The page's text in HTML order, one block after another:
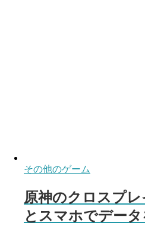
その他のゲーム
原神のクロスプ
とスマホでデー